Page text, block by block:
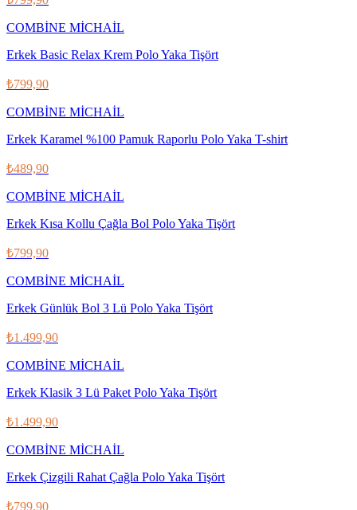
COMBİNE MİCHAİL
Erkek Basic Relax Krem Polo Yaka Tişört
₺799,90
COMBİNE MİCHAİL
Erkek Karamel %100 Pamuk Raporlu Polo Yaka T-shirt
₺489,90
COMBİNE MİCHAİL
Erkek Kısa Kollu Çağla Bol Polo Yaka Tişört
₺799,90
COMBİNE MİCHAİL
Erkek Günlük Bol 3 Lü Polo Yaka Tişört
₺1.499,90
COMBİNE MİCHAİL
Erkek Klasik 3 Lü Paket Polo Yaka Tişört
₺1.499,90
COMBİNE MİCHAİL
Erkek Çizgili Rahat Çağla Polo Yaka Tişört
₺799,90